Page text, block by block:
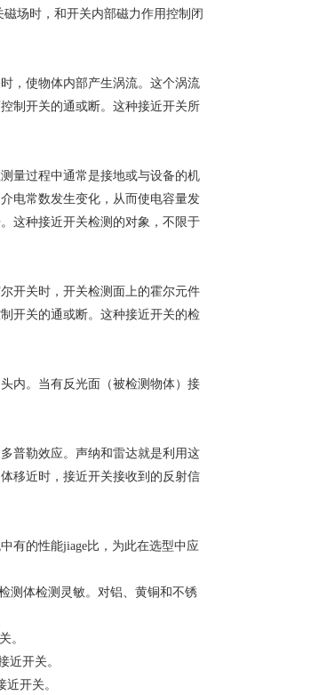
场时，和开关内部磁力作用控制闭
，使物体内部产生涡流。这个涡流
制开关的通或断。这种接近开关所
量过程中通常是接地或与设备的机
电常数发生变化，从而使电容量发
这种接近开关检测的对象，不限于
开关时，开关检测面上的霍尔元件
开关的通或断。这种接近开关的检
内。当有反光面（被检测物体）接
普勒效应。声纳和雷达就是利用这
移近时，接近开关接收到的反射信
有的性能jiage比，为此在选型中应
测体检测灵敏。对铝、黄铜和不锈
。
近开关。
开关。